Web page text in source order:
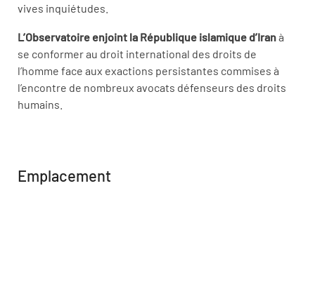
vives inquiétudes.
L’Observatoire enjoint la République islamique d’Iranà
se conformer au droit international des droits de
l’homme face aux exactions persistantes commises à
l’encontre de nombreux avocats défenseurs des droits
humains.
Emplacement